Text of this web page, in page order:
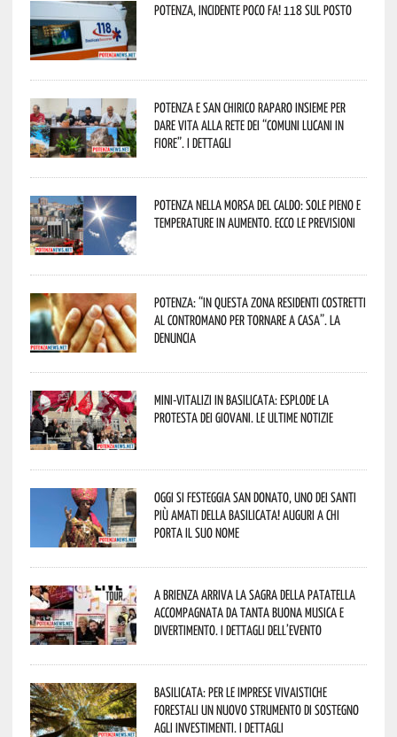
Potenza, incidente poco fa! 118 sul posto
Potenza e San Chirico Raparo insieme per
dare vita alla rete dei “Comuni Lucani in
Fiore”. I dettagli
Potenza nella morsa del caldo: sole pieno e
temperature in aumento. Ecco le previsioni
Potenza: “In questa zona residenti costretti
al contromano per tornare a casa”. La
denuncia
Mini-vitalizi in Basilicata: esplode la
protesta dei giovani. Le ultime notizie
Oggi si festeggia San Donato, uno dei Santi
più amati della Basilicata! Auguri a chi
porta il suo nome
A Brienza arriva la Sagra della Patatella
accompagnata da tanta buona musica e
divertimento. I dettagli dell’evento
Basilicata: per le imprese vivaistiche
forestali un nuovo strumento di sostegno
agli investimenti. I dettagli